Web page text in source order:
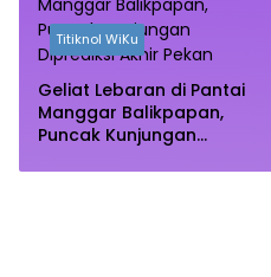
Titiknol WiKu
Geliat Lebaran di Pantai
Manggar Balikpapan,
Puncak Kunjungan